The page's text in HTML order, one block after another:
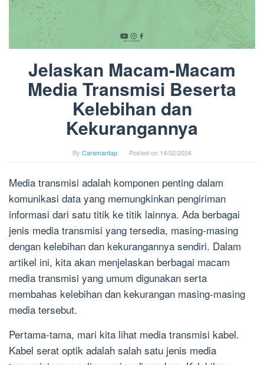
Jelaskan Macam-Macam
Media Transmisi Beserta
Kelebihan dan
Kekurangannya
By Caramantap Posted on 14/02/2024
Media transmisi adalah komponen penting dalam
komunikasi data yang memungkinkan pengiriman
informasi dari satu titik ke titik lainnya. Ada berbagai
jenis media transmisi yang tersedia, masing-masing
dengan kelebihan dan kekurangannya sendiri. Dalam
artikel ini, kita akan menjelaskan berbagai macam
media transmisi yang umum digunakan serta
membahas kelebihan dan kekurangan masing-masing
media tersebut.
Pertama-tama, mari kita lihat media transmisi kabel.
Kabel serat optik adalah salah satu jenis media